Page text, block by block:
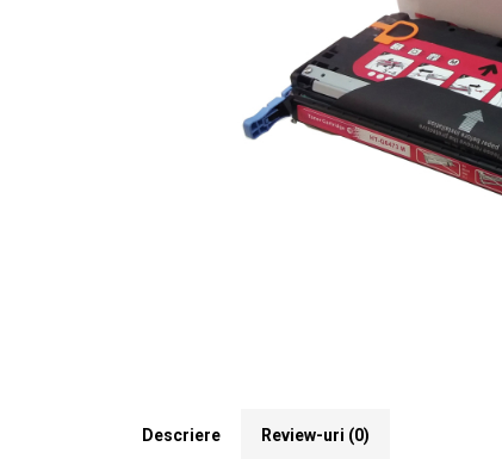
Descriere Review-uri (0)